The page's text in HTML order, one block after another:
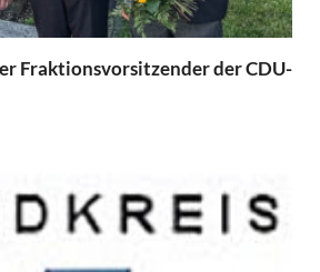
Fraktionsvorsitzender der CDU-